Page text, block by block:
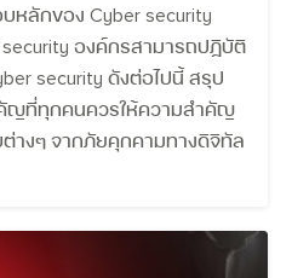
หลักของ Cyber security
องค์กรสามารถปฏิบัติ
security ดังต่อไปนี้ สรุป
คัญที่ทุกคนควรให้ความสำคัญ
างๆ จากภัยคุกคามทางดิจิทัล